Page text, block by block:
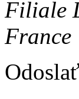
Filiale
France